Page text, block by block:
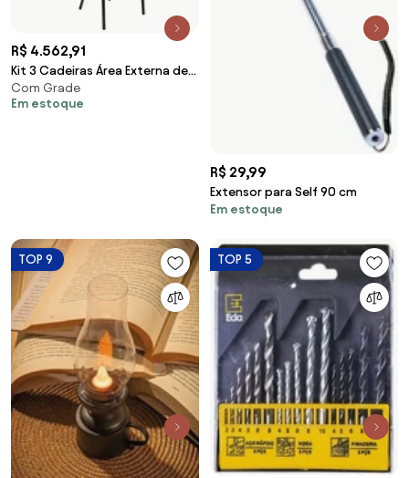
R$ 4.562,91
Kit 3 Cadeiras Área Externa de
Alumínio Bear com Corda
Naútica Preto/Amêndoa G56 -
Com Grade
Em estoque
R$ 29,99
Extensor para Self 90 cm
Em estoque
TOP 9 TOP 5